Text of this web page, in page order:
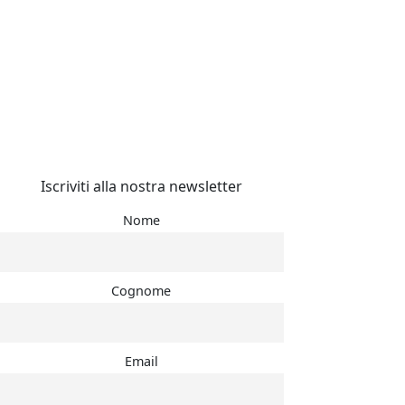
Iscriviti alla nostra newsletter
Nome
Cognome
Email